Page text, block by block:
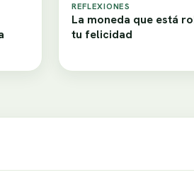
REFLEXIONES
La moneda que está
tu felicidad